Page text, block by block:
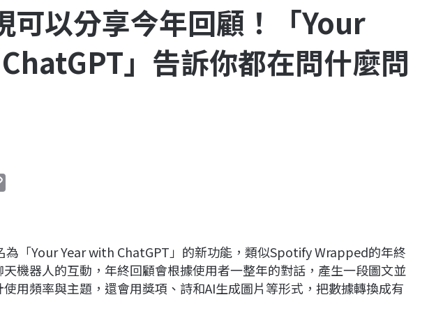
可以分享今年回顧！「Your
」告訴你都在問什麼問
L
i
n
為「Your Year with ChatGPT」的新功能，類似Spotify Wrapped的年終
機器人的互動，年終回顧會根據使用者一整年的對話，產生一段圖文並
用頻率與主題，還會用獎項、詩和AI生成圖片等形式，把數據轉換成有